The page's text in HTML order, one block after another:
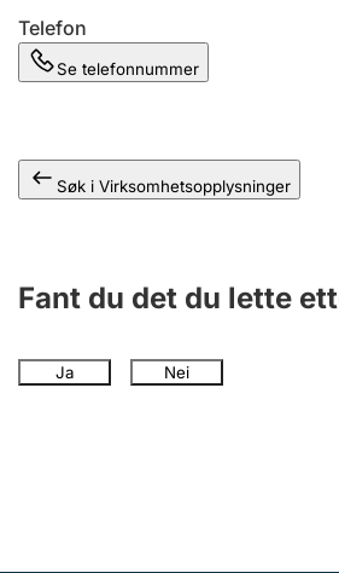
Telefon
Se telefonnummer
Søk i Virksomhetsopplysninger
Fant du det du lette
Ja Nei